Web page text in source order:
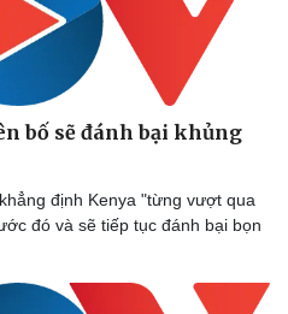
bố sẽ đánh bại khủng
định Kenya "từng vượt qua
đó và sẽ tiếp tục đánh bại bọn